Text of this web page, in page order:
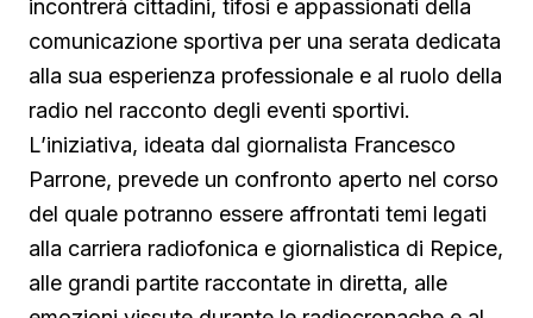
incontrerà cittadini, tifosi e appassionati della
comunicazione sportiva per una serata dedicata
alla sua esperienza professionale e al ruolo della
radio nel racconto degli eventi sportivi.
L’iniziativa, ideata dal giornalista Francesco
Parrone, prevede un confronto aperto nel corso
del quale potranno essere affrontati temi legati
alla carriera radiofonica e giornalistica di Repice,
alle grandi partite raccontate in diretta, alle